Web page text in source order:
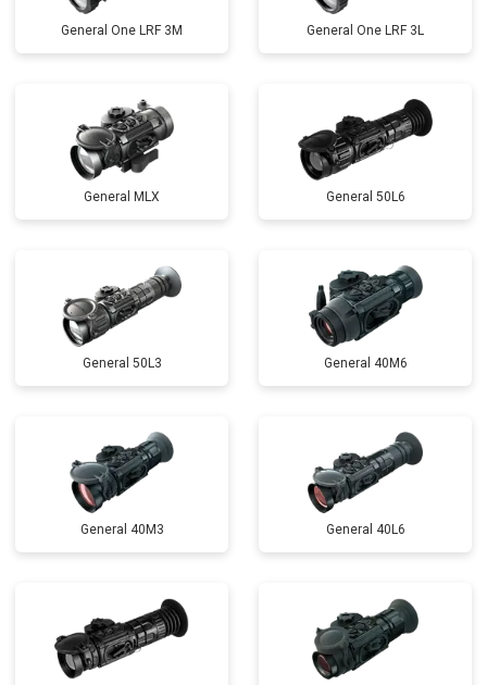
General One LRF 3M General One LRF 3L
General MLX General 50L6
General 50L3 General 40M6
General 40M3 General 40L6